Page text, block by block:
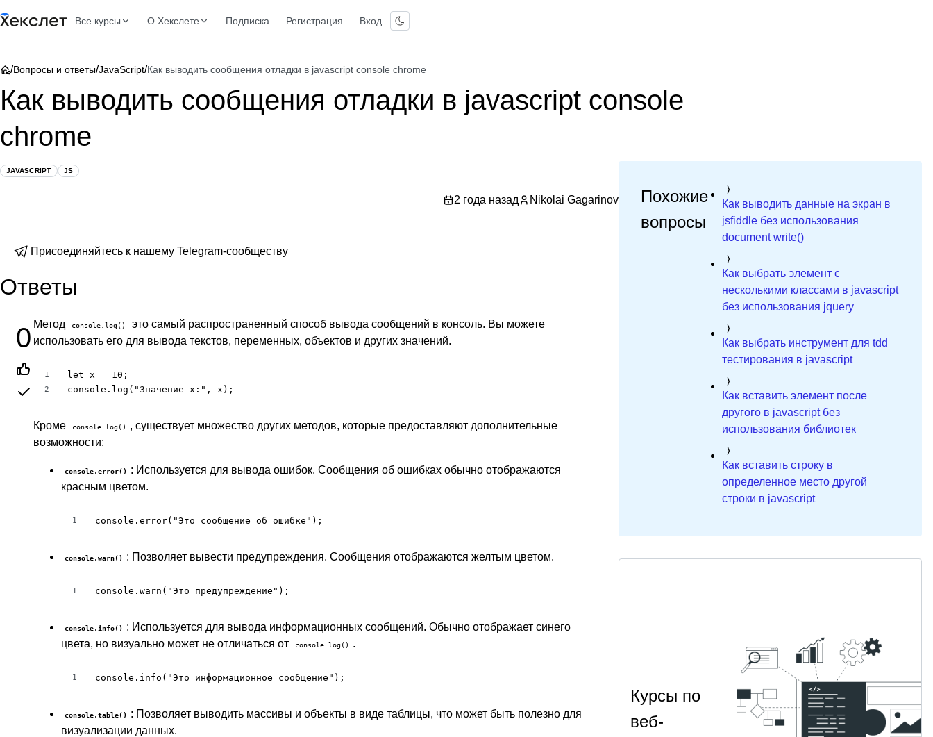
Все курсы О Хекслете Подписка Регистрация Вход
/Вопросы и ответы/JavaScript/Как выводить сообщения отладки в javascript console chrome
Как выводить сообщения отладки в javascript console
chrome
JAVASCRIPT JS
2 года назад Nikolai Gagarinov
Присоединяйтесь к нашему Telegram-сообществу
Ответы
0 Метод console.log()
это самый распространенный способ вывода сообщений в консоль. Вы можете
использовать его для вывода текстов, переменных, объектов и других значений.
1
2
let x = 10;
console.log("Значение x:", x);
Кроме console.log()
, существует множество других методов, которые предоставляют дополнительные
возможности:
console.error() : Используется для вывода ошибок. Сообщения об ошибках обычно отображаются
красным цветом.
1 console.error("Это сообщение об ошибке");
console.warn() : Позволяет вывести предупреждения. Сообщения отображаются желтым цветом.
1 console.warn("Это предупреждение");
console.info() : Используется для вывода информационных сообщений. Обычно отображает синего
цвета, но визуально может не отличаться от
console.log() .
1 console.info("Это информационное сообщение");
console.table() : Позволяет выводить массивы и объекты в виде таблицы, что может быть полезно для
визуализации данных.
Похожие
вопросы
Как выводить данные на экран в
jsfiddle без использования
document write()
Как выбрать элемент с
несколькими классами в javascript
без использования jquery
Как выбрать инструмент для tdd
тестирования в javascript
Как вставить элемент после
другого в javascript без
использования библиотек
Как вставить строку в
определенное место другой
строки в javascript
Курсы по
веб-